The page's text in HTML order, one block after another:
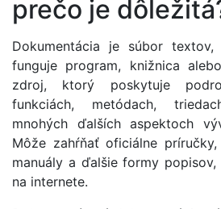
prečo je
Dokumentácia je súbor
funguje program, knižnica
zdroj, ktorý poskytuje
funkciách, metódach,
mnohých ďalších aspektoch
Môže zahŕňať oficiálne
manuály a ďalšie formy
na internete.